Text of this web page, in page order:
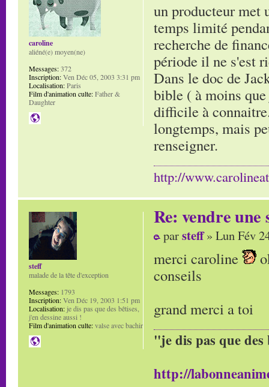
un producteur met
temps limité
recherche de
période il ne s'est
Dans le doc de
bible ( à moins
difficile à
longtemps, mais
renseigner.
http://
caroline
aliéné(e) moyen(ne)
Messages:372
Inscription:Ven Déc 05, 2003 3:31 pm
Localisation:Paris
Film d'animation culte:Father &
Daughter
Re: vendre une
parsteff» Lun Fév
merci caroline
conseils
grand merci a toi
"je dis pas que
http://
steff
malade de la tête d'exception
Messages: 1793
Inscription:Ven Déc 19, 2003 1:51 pm
Localisation: je dis pas que des bêtises,
j'en dessine aussi !
Film d'animation culte:valse avec bachir